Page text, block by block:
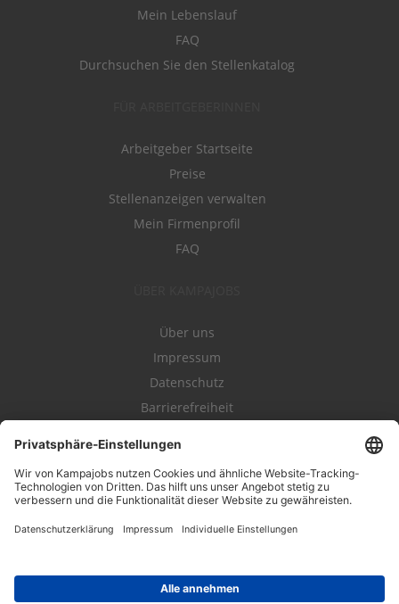
Mein Lebenslauf
FAQ
Durchsuchen Sie den Stellenkatalog
Arbeitgeber Startseite
Preise
Stellenanzeigen verwalten
Mein Firmenprofil
FAQ
Über uns
Impressum
Datenschutz
Barrierefreiheit
Campajobs Romandie
Kampahire
Kampagnenforum
LeadNow